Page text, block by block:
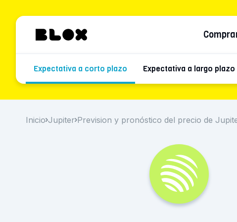
Expectativa a corto plazo Expectativa a largo plazo
Inicio Jupiter Prevision y pronóstico del precio de